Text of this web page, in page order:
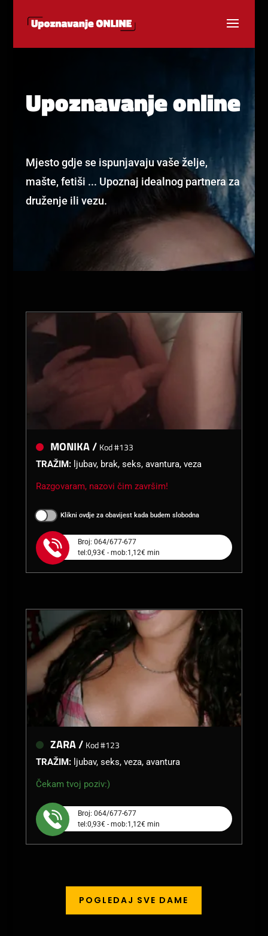
Upoznavanje online
Mjesto gdje se ispunjavaju vaše želje,
mašte, fetiši ... Upoznaj idealnog partnera za
druženje ili vezu.
MONIKA / Kod #133
TRAŽIM: ljubav, brak, seks, avantura, veza
Razgovaram, nazovi čim završim!
Klikni ovdje za obavijest kada budem slobodna
Broj: 064/677-677
tel:0,93€ - mob:1,12€ min
ZARA / Kod #123
TRAŽIM: ljubav, seks, veza, avantura
Čekam tvoj poziv:)
Broj: 064/677-677
tel:0,93€ - mob:1,12€ min
POGLEDAJ SVE DAME